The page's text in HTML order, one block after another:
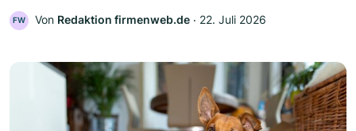
FW Von Redaktion firmenweb.de ‧ 22. Juli 2026